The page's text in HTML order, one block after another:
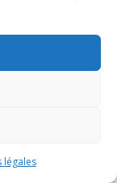
légales